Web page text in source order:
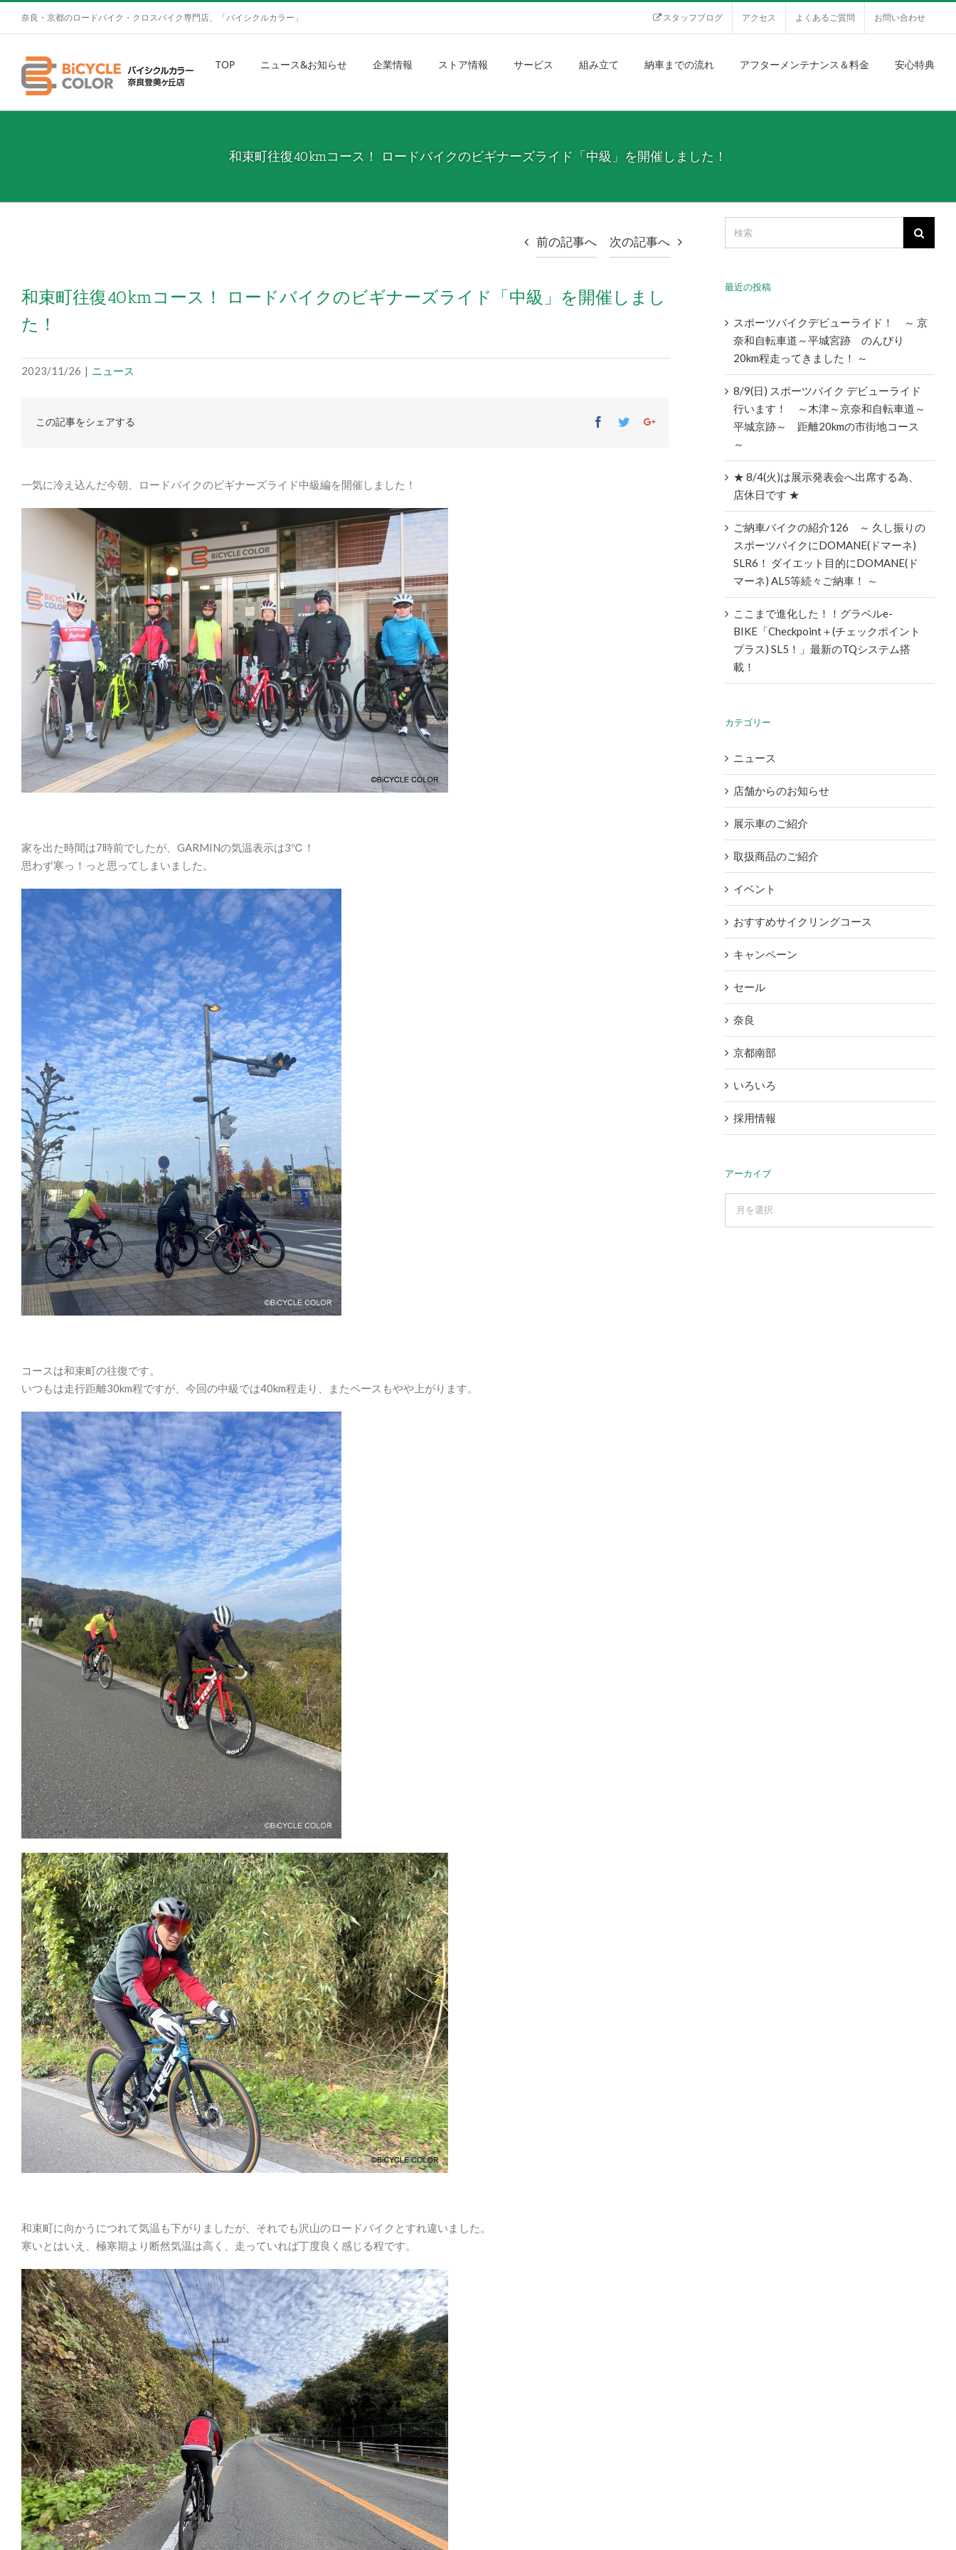
奈良・京都のロードバイク・クロスバイク専門店、「バイシクルカラー」 スタッフブログ アクセス よくあるご質問 お問い合わせ
TOP ニュース&お知らせ 企業情報 ストア情報 サービス 組み立て 納車までの流れ アフターメンテナンス＆料金 安心特典
和束町往復40kmコース！ ロードバイクのビギナーズライド「中級」を開催しました！
前の記事へ 次の記事へ
和束町往復40kmコース！ ロードバイクのビギナーズライド「中級」を開催しまし
た！
2023/11/26 | ニュース
この記事をシェアする Facebook
TwitterGoogle+
一気に冷え込んだ今朝、ロードバイクのビギナーズライド中級編を開催しました！
家を出た時間は7時前でしたが、GARMINの気温表示は3℃！
思わず寒っ！っと思ってしまいました。
コースは和束町の往復です。
いつもは走行距離30km程ですが、今回の中級では40km程走り、またペースもやや上がります。
和束町に向かうにつれて気温も下がりましたが、それでも沢山のロードバイクとすれ違いました。
寒いとはいえ、極寒期より断然気温は高く、走っていれば丁度良く感じる程です。
最近の投稿
スポーツバイクデビューライド！ ～ 京
奈和自転車道～平城宮跡 のんびり
20km程走ってきました！ ～
8/9(日) スポーツバイク デビューライド
行います！ ～木津～京奈和自転車道～
平城京跡～ 距離20kmの市街地コース
～
★ 8/4(火)は展示発表会へ出席する為、
店休日です ★
ご納車バイクの紹介126 ～ 久し振りの
スポーツバイクにDOMANE(ドマーネ)
SLR6！ ダイエット目的にDOMANE(ド
マーネ) AL5等続々ご納車！ ～
ここまで進化した！！グラベルe-
BIKE「Checkpoint＋(チェックポイント
プラス) SL5！」最新のTQシステム搭
載！
カテゴリー
ニュース
店舗からのお知らせ
展示車のご紹介
取扱商品のご紹介
イベント
おすすめサイクリングコース
キャンペーン
セール
奈良
京都南部
いろいろ
採用情報
アーカイブ